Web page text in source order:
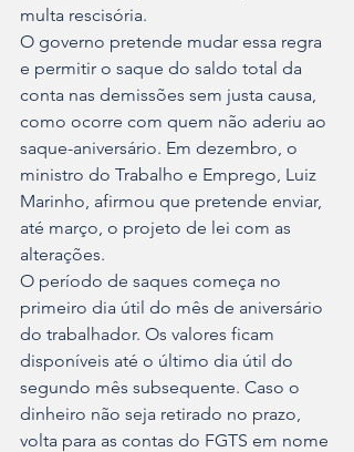
multa rescisória.
O governo pretende mudar essa regra
e permitir o saque do saldo total da
conta nas demissões sem justa causa,
como ocorre com quem não aderiu ao
saque-aniversário. Em dezembro, o
ministro do Trabalho e Emprego, Luiz
Marinho, afirmou que pretende enviar,
até março, o projeto de lei com as
alterações.
O período de saques começa no
primeiro dia útil do mês de aniversário
do trabalhador. Os valores ficam
disponíveis até o último dia útil do
segundo mês subsequente. Caso o
dinheiro não seja retirado no prazo,
volta para as contas do FGTS em nome